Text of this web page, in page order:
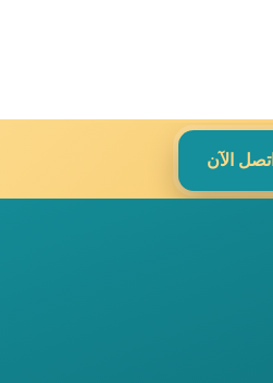
اتصل الآن